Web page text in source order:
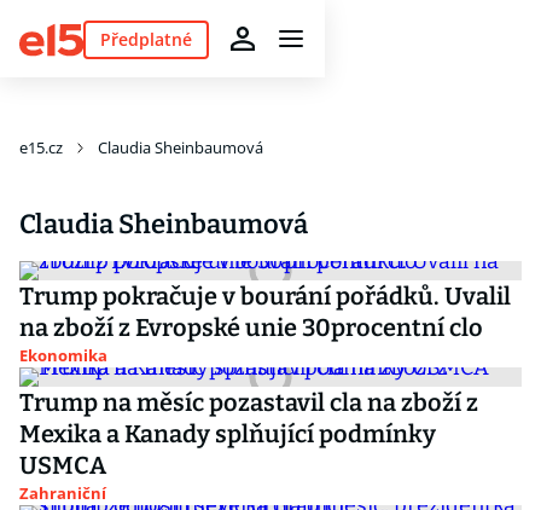
Předplatné
e15.cz Claudia Sheinbaumová
Claudia Sheinbaumová
Trump pokračuje v bourání pořádků. Uvalil
na zboží z Evropské unie 30procentní clo
Ekonomika
Trump na měsíc pozastavil cla na zboží z
Mexika a Kanady splňující podmínky
USMCA
Zahraniční